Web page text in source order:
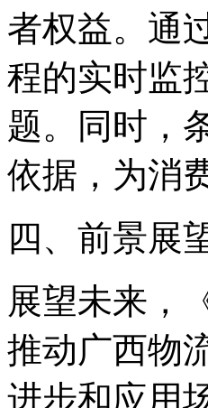
者权益。通
程的实时监
题。同时，
依据，为消
四、前景展
展望未来，
推动广西物
进步和应用